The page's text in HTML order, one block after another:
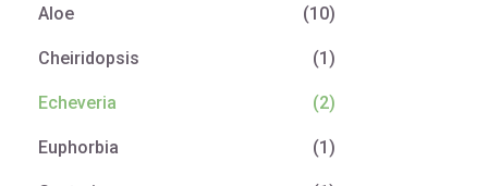
Aloe (10)
Cheiridopsis (1)
Echeveria (2)
Euphorbia (1)